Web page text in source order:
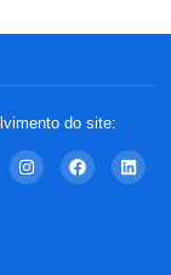
do site: